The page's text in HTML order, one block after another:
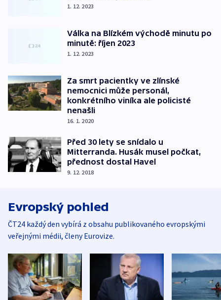
1. 12. 2023
Válka na Blízkém východě minutu po
minutě: říjen 2023
1. 12. 2023
Za smrt pacientky ve zlínské
nemocnici může personál,
konkrétního viníka ale policisté
nenašli
16. 1. 2020
Před 30 lety se snídalo u
Mitterranda. Husák musel počkat,
přednost dostal Havel
9. 12. 2018
Evropský pohled
ČT24 každý den vybírá z obsahu publikovaného evropskými
veřejnými médii, členy Eurovize.